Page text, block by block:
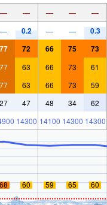
— — — — —
— 0.2 — — 0.3
77 72 66 75 73
77 63 66 73 61
77 63 66 73 59
27 47 48 34 62
14300 14100 14300 14300
68 60 59 65 60